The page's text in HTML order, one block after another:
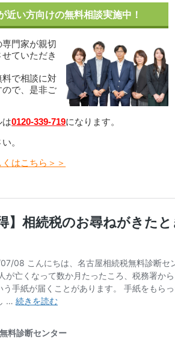
近い方向けの無料相談実施中！
門家が親切
ていただき
で相談に対
で、是非ご
は0120-339-719になります。
。
はこちら＞＞